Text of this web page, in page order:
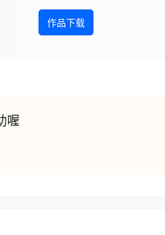
作品下载
喔